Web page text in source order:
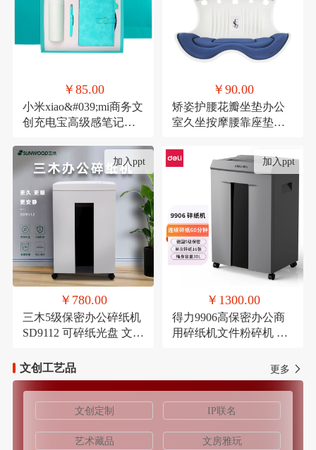
￥85.00
小米xiao&#039;mi商务文
创充电宝高级感笔记本
物
￥90.00
矫姿护腰花瓣坐垫办公
室久坐按摩腰靠座垫家
加入ppt
￥780.00
三木5级保密办公碎纸机
SD9112 可碎纸光盘 文件
加入ppt
￥1300.00
得力9906高保密办公商
用碎纸机文件粉碎机 长
文创工艺品
更多
文创定制 IP联名
艺术藏品 文房雅玩